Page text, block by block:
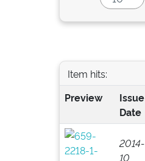
Item hits:
Preview
Issue
Date
2014-
10